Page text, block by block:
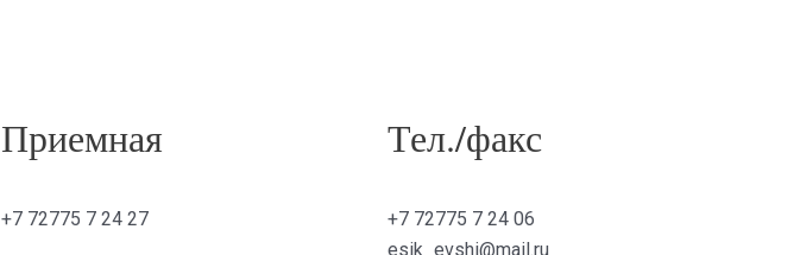
Приемная
+7 72775 7 24 27
Тел./факс
+7 72775 7 24 06
esik_evshi@mail.ru